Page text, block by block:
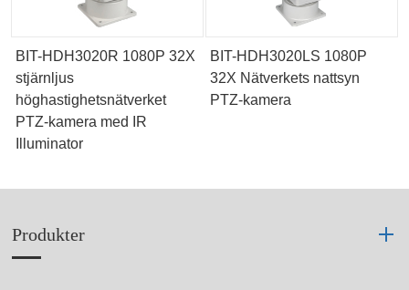
BIT-HDH3020R 1080P 32X
stjärnljus
höghastighetsnätverket
PTZ-kamera med IR
Illuminator
BIT-HDH3020LS 1080P
32X Nätverkets nattsyn
PTZ-kamera
Produkter